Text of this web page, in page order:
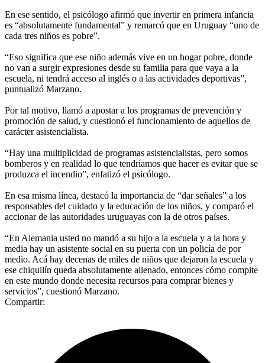
En ese sentido, el psicólogo afirmó que invertir en primera infancia
es “absolutamente fundamental” y remarcó que en Uruguay “uno de
cada tres niños es pobre”.
“Eso significa que ese niño además vive en un hogar pobre, donde
no van a surgir expresiones desde su familia para que vaya a la
escuela, ni tendrá acceso al inglés o a las actividades deportivas”,
puntualizó Marzano.
Por tal motivo, llamó a apostar a los programas de prevención y
promoción de salud, y cuestionó el funcionamiento de aquellos de
carácter asistencialista.
“Hay una multiplicidad de programas asistencialistas, pero somos
bomberos y en realidad lo que tendríamos que hacer es evitar que se
produzca el incendio”, enfatizó el psicólogo.
En esa misma línea, destacó la importancia de “dar señales” a los
responsables del cuidado y la educación de los niños, y comparó el
accionar de las autoridades uruguayas con la de otros países.
“En Alemania usted no mandó a su hijo a la escuela y a la hora y
media hay un asistente social en su puerta con un policía de por
medio. Acá hay decenas de miles de niños que dejaron la escuela y
ese chiquilín queda absolutamente alienado, entonces cómo compite
en este mundo donde necesita recursos para comprar bienes y
servicios”, cuestionó Marzano.
Compartir: